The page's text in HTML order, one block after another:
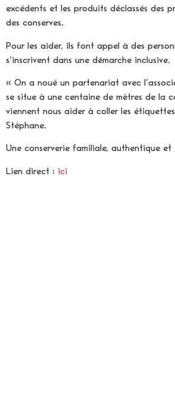
excédents et les produits déclassés des
des conserves.
Pour les aider, ils font appel à des
s’inscrivent dans une démarche inclusive.
« On a noué un partenariat avec
se situe à une centaine de mètres de la
viennent nous aider à coller les
Stéphane.
Une conserverie familiale, authentique et
Lien direct : ici